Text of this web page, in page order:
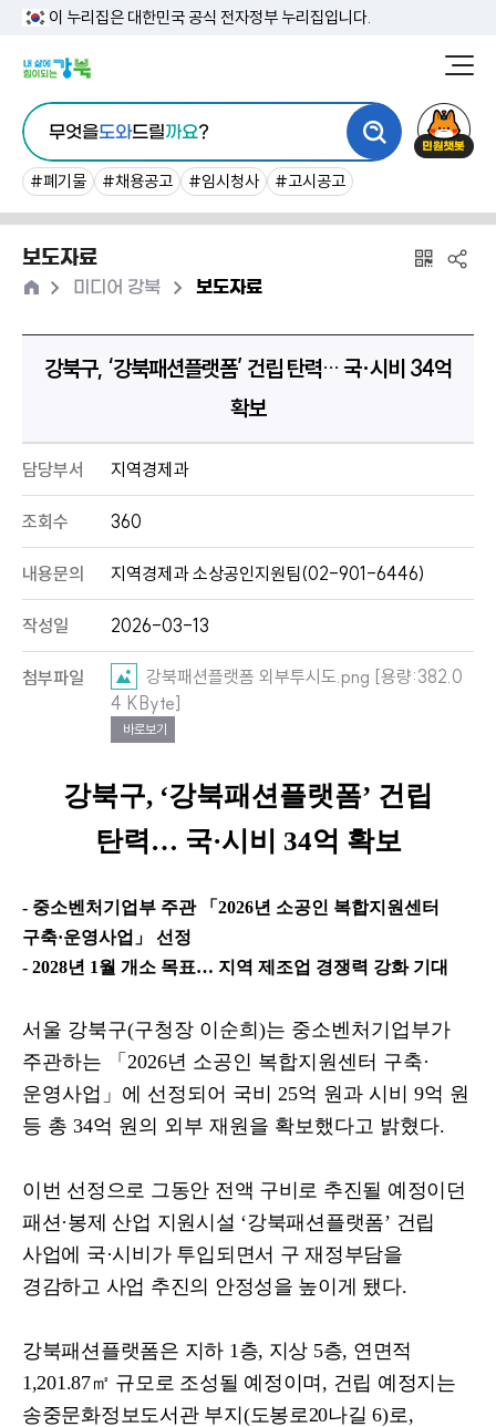
이 누리집은 대한민국 공식 전자정부 누리집입니다.
청
통
합
검
색
무엇을도와드릴까요?
#폐기물 #채용공고 #임시청사 #고시공고
원
보도자료
홈 >미디어 강북 >보도자료
강북구, ‘강북패션플랫폼’ 건립 탄력… 국·시비 34억
확보
담당부서 지역경제과
조회수 360
내용문의 지역경제과 소상공인지원팀(02-901-6446)
작성일 2026-03-13
첨부파일
강북패션플랫폼 외부투시도.png [용량:382.0
4 KByte]
바로보기
강북구, ‘강북패션플랫폼’ 건립
탄력… 국·시비 34억 확보
- 중소벤처기업부 주관 「 2026년 소공인 복합지원센터
구축·운영사업 」 선정
- 2028년 1월 개소 목표… 지역 제조업 경쟁력 강화 기대
서울 강북구(구청장 이순희 )는 중소벤처기업부가
주관하는
「 2026년 소공인 복합지원센터 구축·
운영사업 」 에 선정되어 국비 25억 원과 시비 9억 원
등 총 34억 원의 외부 재원을 확보했다고 밝혔다.
이번 선정으로 그동안 전액 구비로 추진될 예정이던
패션·봉제 산업 지원시설 ‘강북패션플랫폼’ 건립
사업에 국·시비가 투입되면서 구 재정부담을
경감하고 사업 추진의 안정성을 높이게 됐다.
강북패션플랫폼은 지하 1층, 지상 5층, 연면적
1,201.87㎡ 규모로 조성될 예정이며 , 건립 예정지는
송중문화정보도서관 부지 (도봉로20나길6)로,